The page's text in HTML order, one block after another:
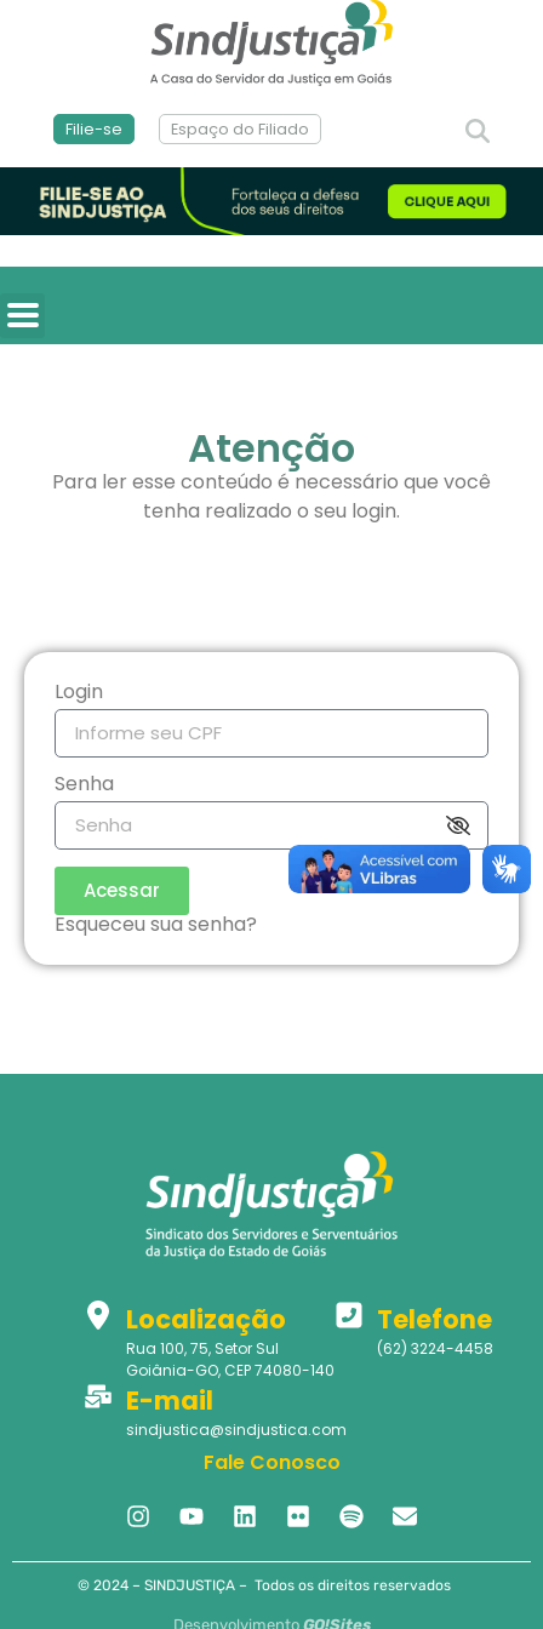
Filie-se Espaço do Filiado
Atenção
Para ler esse conteúdo é necessário que você
tenha realizado o seu login.
Login
Senha
Acessar
Esqueceu sua senha?
Localização
Rua 100, 75, Setor Sul
Goiânia-GO, CEP 74080-140
Telefone
(62) 3224-4458
E-mail
sindjustica@sindjustica.com
Fale Conosco
© 2024 – SINDJUSTIÇA – Todos os direitos reservados
Desenvolvimento GO!Sites